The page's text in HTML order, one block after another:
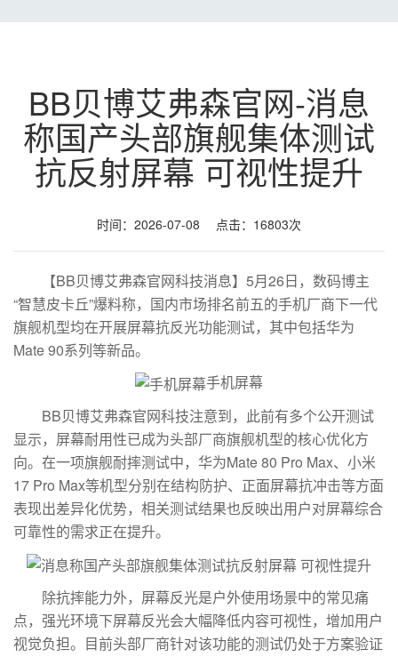
BB贝博艾弗森官网-消息
称国产头部旗舰集体测试
抗反射屏幕 可视性提升
时间：2026-07-08 点击：16803次
【BB贝博艾弗森官网科技消息】5月26日，数码博主
“智慧皮卡丘”爆料称，国内市场排名前五的手机厂商下一代
旗舰机型均在开展屏幕抗反光功能测试，其中包括华为
Mate 90系列等新品。
手机屏幕
BB贝博艾弗森官网科技注意到，此前有多个公开测试
显示，屏幕耐用性已成为头部厂商旗舰机型的核心优化方
向。在一项旗舰耐摔测试中，华为Mate 80 Pro Max、小米
17 Pro Max等机型分别在结构防护、正面屏幕抗冲击等方面
表现出差异化优势，相关测试结果也反映出用户对屏幕综合
可靠性的需求正在提升。
除抗摔能力外，屏幕反光是户外使用场景中的常见痛
点，强光环境下屏幕反光会大幅降低内容可视性，增加用户
视觉负担。目前头部厂商针对该功能的测试仍处于方案验证